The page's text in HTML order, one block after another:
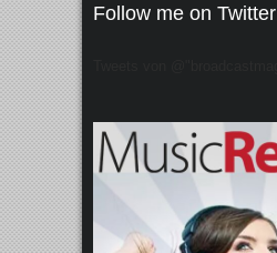
Follow me on Twitter